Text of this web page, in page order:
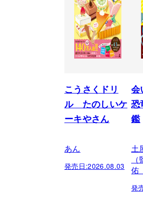
こうさくドリ
ル たのしいケ
ーキやさん
あん
発売日:2026.08.03
会
恐
鑑
土
佑
発